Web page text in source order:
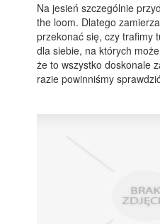
Na jesień szczególnie
the loom. Dlatego
przekonać się, czy trafimy
dla siebie, na których
że to wszystko doskonale
razie powinniśmy